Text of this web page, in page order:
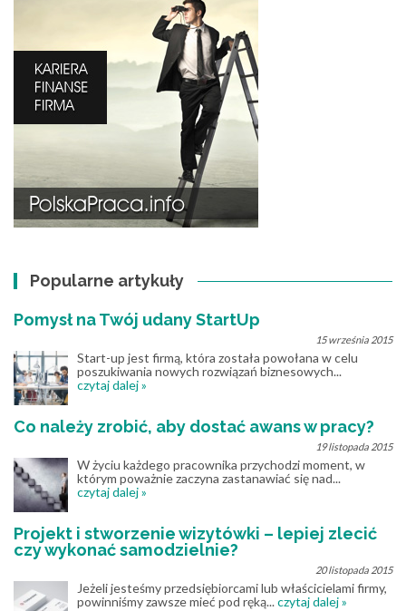
Popularne artykuły
Pomysł na Twój udany StartUp
15 września 2015
Start-up jest firmą, która została powołana w celu
poszukiwania nowych rozwiązań biznesowych...
czytaj dalej »
Co należy zrobić, aby dostać awans w pracy?
19 listopada 2015
W życiu każdego pracownika przychodzi moment, w
którym poważnie zaczyna zastanawiać się nad...
czytaj dalej »
Projekt i stworzenie wizytówki – lepiej zlecić
czy wykonać samodzielnie?
20 listopada 2015
Jeżeli jesteśmy przedsiębiorcami lub właścicielami firmy,
powinniśmy zawsze mieć pod ręką...czytaj dalej »